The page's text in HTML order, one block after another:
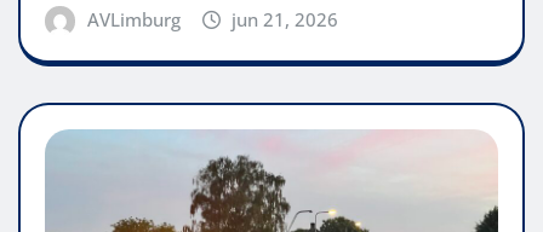
AVLimburg jun 21, 2026